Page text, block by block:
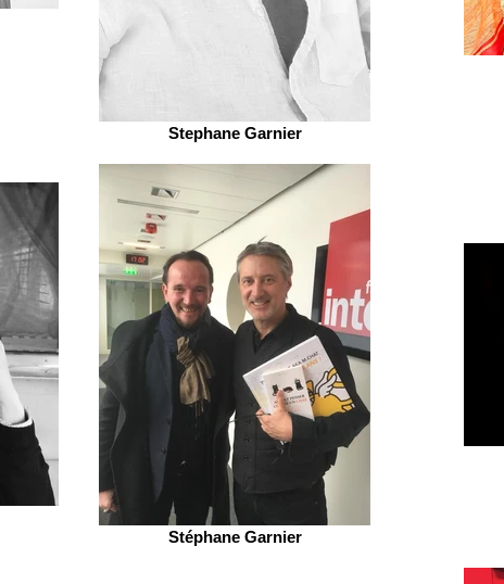
Stephane Garnier
Stéphane Garnier